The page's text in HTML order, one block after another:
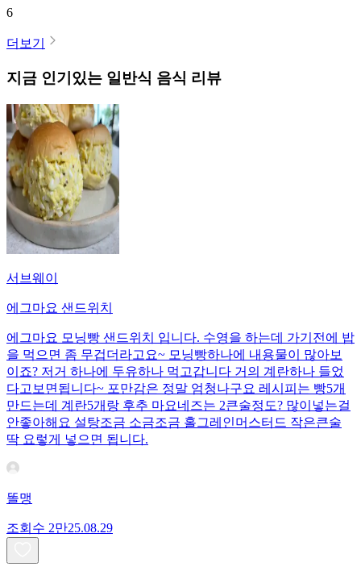
6
더보기
지금 인기있는 일반식 음식 리뷰
서브웨이
에그마요 샌드위치
에그마요 모닝빵 샌드위치 입니다. 수영을 하는데 가기전에 밥
을 먹으면 좀 무겁더라고요~ 모닝빵하나에 내용물이 많아보
이죠? 저거 하나에 두유하나 먹고갑니다 거의 계란하나 들었
다고보면됩니다~ 포만감은 정말 엄청나구요 레시피는 빵5개
만드는데 계란5개랑 후추 마요네즈는 2큰술정도? 많이넣는걸
안좋아해요 설탕조금 소금조금 홀그레인머스터드 작은큰술
딱 요렇게 넣으면 됩니다.
똘맹
조회수 2만25.08.29